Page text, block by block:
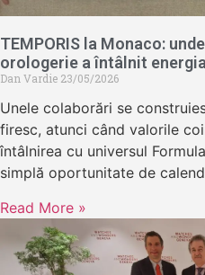
TEMPORIS la Monaco:
orologerie a întâlnit
Dan Vardie 23/05/2026
Unele colaborări se
firesc, atunci când valorile
întâlnirea cu universul
simplă oportunitate de
Read More »